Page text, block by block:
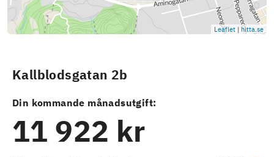
Leaflet | hitta.se
Kallblodsgatan 2b
Din kommande månadsutgift:
11 922 kr